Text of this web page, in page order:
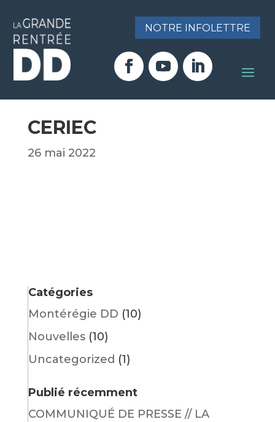
NOTRE INFOLETTRE
CERIEC
26 mai 2022
Catégories
Montérégie DD (10)
Nouvelles(10)
Uncategorized (1)
Publié récemment
COMMUNIQUÉ DE PRESSE // LA